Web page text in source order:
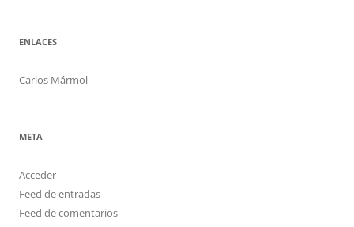
ENLACES
Carlos Mármol
META
Acceder
Feed de entradas
Feed de comentarios